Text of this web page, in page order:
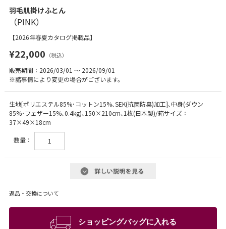
羽毛肌掛けふとん
【2026年春夏カタログ掲載品】
¥22,000 （税込）
販売期間：2026/03/01 ～ 2026/09/01
※諸事情により変更の場合がございます。
生地[ポリエステル85%･コットン15%､SEK(抗菌防臭)加工]､中身(ダウン
85%･フェザー15%､0.4kg)､150×210cm､1枚(日本製)/箱サイズ：
37×49×18cm
数量：
返品・交換について
ショッピングバッグに入れる